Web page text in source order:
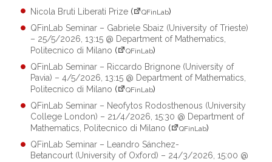
Nicola Bruti Liberati Prize ( QFinLab)
QFinLab Seminar – Gabriele Sbaiz (University of Trieste)
– 25/5/2026, 13:15 @ Department of Mathematics,
Politecnico di Milano ( QFinLab)
QFinLab Seminar – Riccardo Brignone (University of
Pavia) – 4/5/2026, 13:15 @ Department of Mathematics,
Politecnico di Milano ( QFinLab)
QFinLab Seminar – Neofytos Rodosthenous (University
College London) – 21/4/2026, 15:30 @ Department of
Mathematics, Politecnico di Milano ( QFinLab)
QFinLab Seminar – Leandro Sánchez-
Betancourt (University of Oxford) – 24/3/2026, 15:00 @